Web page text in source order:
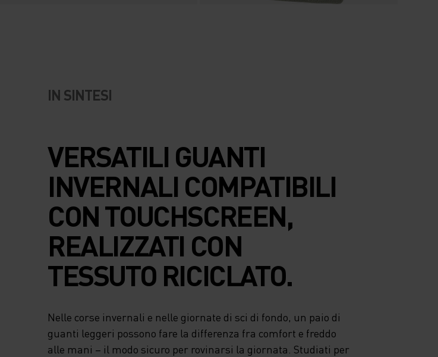
IN SINTESI
VERSATILI GUANTI
INVERNALI COMPATIBILI
CON TOUCHSCREEN,
REALIZZATI CON
TESSUTO RICICLATO.
Nelle corse invernali e nelle giornate di sci di fondo, un paio di
guanti leggeri possono fare la differenza fra comfort e freddo
alle mani – il modo sicuro per rovinarsi la giornata. Studiati per